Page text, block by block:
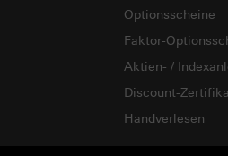
Optionsscheine
Faktor-
Aktien- /
Discount-
Handverlesen